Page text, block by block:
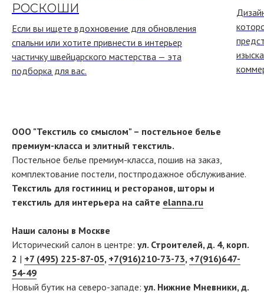
РОСКОШИ
Если вы ищете вдохновение для обновления
спальни или хотите привнести в интерьер
частичку швейцарского мастерства — эта
подборка для вас.
ООО "Текстиль со смыслом" – постельное белье
премиум-класса и элитный текстиль.
Постельное белье премиум-класса, пошив на заказ,
комплектование постели, постпродажное обслуживание.
Текстиль для гостиниц и ресторанов, шторы и
текстиль для интерьера на сайте elanna.ru
Наши салоны в Москве
Исторический салон в центре: ул. Строителей, д. 4, корп.
2 | +7 (495) 225-87-05, +7(916)210-73-73, +7(916)647-
54-49
Новый бутик на северо-западе: ул. Нижние Мневники, д.